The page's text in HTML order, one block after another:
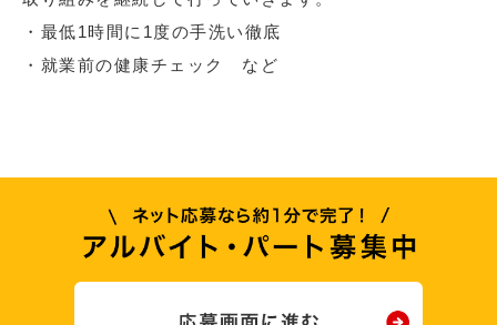
・最低1時間に1度の手洗い徹底
・就業前の健康チェック など